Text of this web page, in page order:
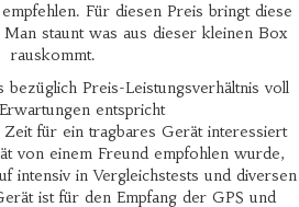
Für diesen Preis bringt diese
staunt was aus dieser kleinen Box
rauskommt.
Preis-Leistungsverhältnis voll
entspricht
für ein tragbares Gerät interessiert
von einem Freund empfohlen wurde,
intensiv in Vergleichstests und diversen
ist für den Empfang der GPS und